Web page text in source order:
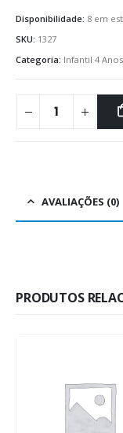
Disponibilidade: 8 em
SKU: 1327
Categoria: Infantil 4 Anos
AVALIAÇÕES (0)
PRODUTOS